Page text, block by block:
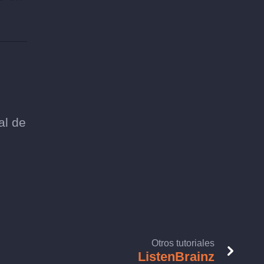
de
Otros tutoriales
ListenBrainz